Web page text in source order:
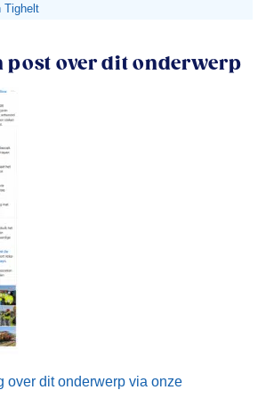
Tighelt
post over dit onderwerp
over dit onderwerp via onze